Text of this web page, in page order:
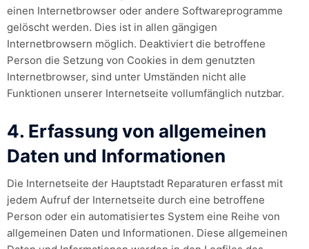
einen Internetbrowser oder andere Softwareprogramme
gelöscht werden. Dies ist in allen gängigen
Internetbrowsern möglich. Deaktiviert die betroffene
Person die Setzung von Cookies in dem genutzten
Internetbrowser, sind unter Umständen nicht alle
Funktionen unserer Internetseite vollumfänglich nutzbar.
4. Erfassung von allgemeinen
Daten und Informationen
Die Internetseite der Hauptstadt Reparaturen erfasst mit
jedem Aufruf der Internetseite durch eine betroffene
Person oder ein automatisiertes System eine Reihe von
allgemeinen Daten und Informationen. Diese allgemeinen